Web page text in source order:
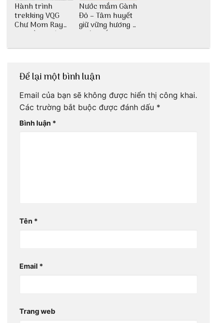
Hành trình
trekking VQG
Chư Mom Ray
tìm về núi rừng
Nước mắm Gành
Đỏ – Tâm huyết
giữ vững hương vị
nước mắm sau
Để lại một bình luận
Email của bạn sẽ không được hiển thị công khai.
Các trường bắt buộc được đánh dấu *
Bình luận *
Tên *
Email *
Trang web